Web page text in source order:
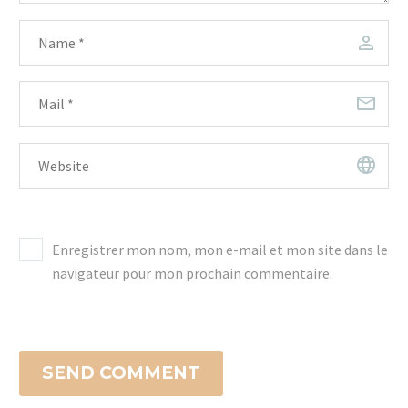
Enregistrer mon nom, mon e-mail et mon site dans le
navigateur pour mon prochain commentaire.
SEND COMMENT